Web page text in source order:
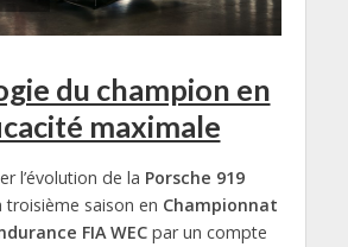
du champion en
maximale
l’évolution de la Porsche 919
troisième saison en Championnat
FIA WECpar un compte